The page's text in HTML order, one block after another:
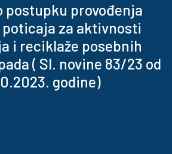
postupku provođenja
za aktivnosti
i reciklaže posebnih
( Sl. novine 83/23 od
godine)